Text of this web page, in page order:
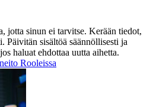
jotta sinun ei tarvitse. Kerään tiedot,
Päivitän sisältöä säännöllisesti ja
haluat ehdottaa uutta aihetta.
Rooleissa